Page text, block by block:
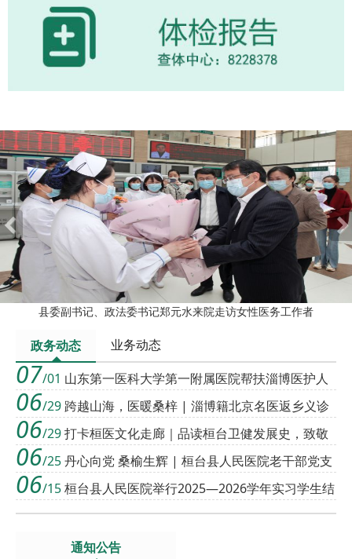
县委副书记、政法委书记郑元水来院走访女性医务工作者
政务动态 业务动态
07/01 山东第一医科大学第一附属医院帮扶淄博医护人
员进驻仪式在桓台县人民医院举行
06/29 跨越山海，医暖桑梓 | 淄博籍北京名医返乡义诊
活动在桓台县人民医院圆满举行
06/29打卡桓医文化走廊｜品读桓台卫健发展史，致敬
温暖桓医追梦人
06/25丹心向党 桑榆生辉 | 桓台县人民医院老干部党支
部开展主题党日活动
06/15桓台县人民医院举行2025—2026学年实习学生结
业典礼
通知公告